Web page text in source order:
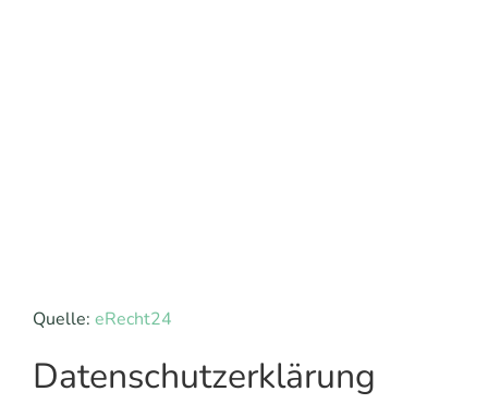
Quelle: eRecht24
Datenschutz­erklärung